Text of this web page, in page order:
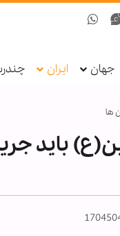
جهان ایران
ها
باید